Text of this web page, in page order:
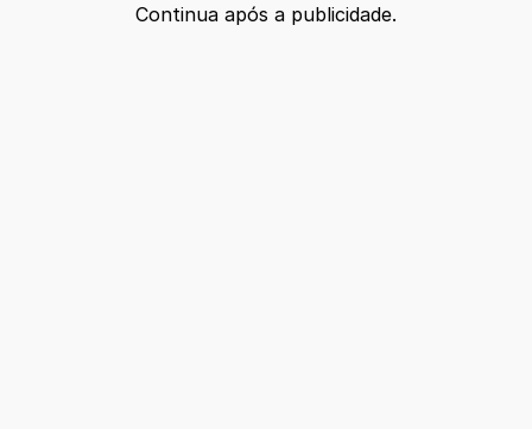
Continua após a publicidade.